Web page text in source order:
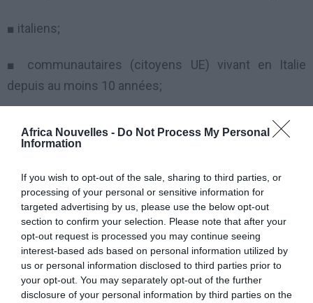
Africa Nouvelles - Do Not Process My Personal
Information
If you wish to opt-out of the sale, sharing to third parties, or
processing of your personal or sensitive information for
targeted advertising by us, please use the below opt-out
section to confirm your selection. Please note that after your
opt-out request is processed you may continue seeing
interest-based ads based on personal information utilized by
us or personal information disclosed to third parties prior to
your opt-out. You may separately opt-out of the further
disclosure of your personal information by third parties on the
■ italiens;
■ communautaires (citoyens UE) vivant en Italie
depuis au moins 10 années;
■ extracommunautaires (citoyens extraUE)
possesseurs d’un permis de séjour CE long terme (la
IMPORTANT: Pour pouvoir bénéficier de l’allocation
sociale, il faut remplir les conditions suivantes, c’est-
à-dire avoir:
● au moins 65 ans et 3 mois;